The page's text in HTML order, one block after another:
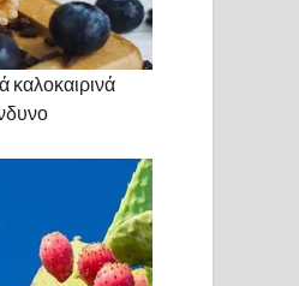
καλοκαιρινά